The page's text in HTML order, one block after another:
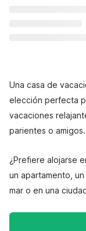
Una casa de
elección perfecta
vacaciones
parientes o amigos.
¿Prefiere alojarse
un apartamento,
mar o en una